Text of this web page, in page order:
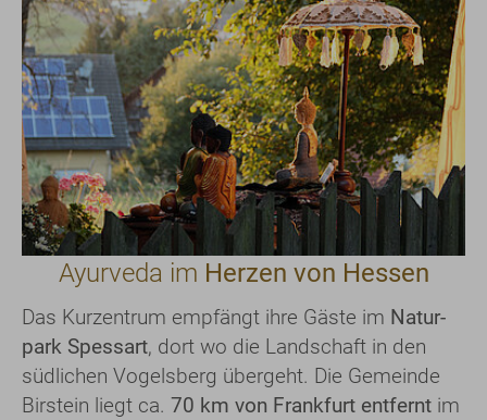
Ayurveda im Herzen von Hessen
Das Kurzentrum empfängt ihre Gäste im Natur­
park Spessart, dort wo die Landschaft in den
südlichen Vogelsberg übergeht. Die Gemeinde
Birstein liegt ca. 70 km von Frankfurt entfernt im